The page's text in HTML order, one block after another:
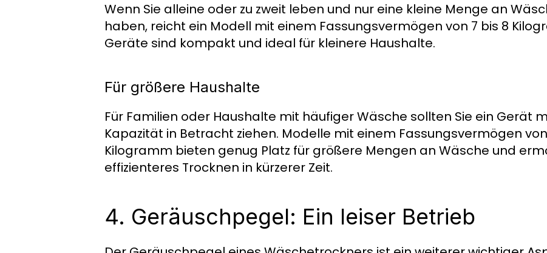
Wenn Sie alleine oder zu zweit leben und nur eine kleine Menge an
haben, reicht ein Modell mit einem Fassungsvermögen von 7 bis 8
Geräte sind kompakt und ideal für kleinere Haushalte.
Für größere Haushalte
Für Familien oder Haushalte mit häufiger Wäsche sollten Sie ein Gerät
Kapazität in Betracht ziehen. Modelle mit einem Fassungsvermögen von
Kilogramm bieten genug Platz für größere Mengen an Wäsche und
effizienteres Trocknen in kürzerer Zeit.
4. Geräuschpegel: Ein leiser Betrieb